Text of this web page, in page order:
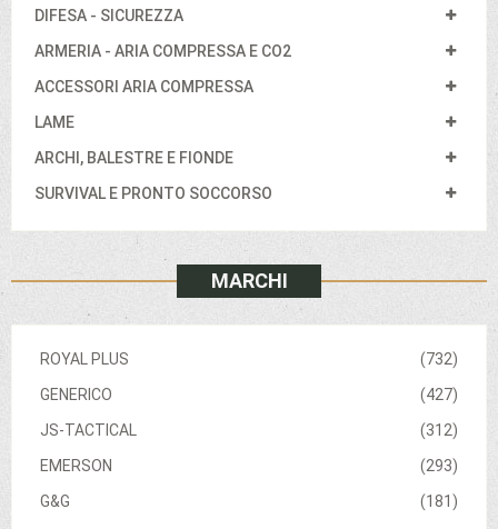
DIFESA - SICUREZZA
ARMERIA - ARIA COMPRESSA E CO2
ACCESSORI ARIA COMPRESSA
LAME
ARCHI, BALESTRE E FIONDE
SURVIVAL E PRONTO SOCCORSO
MARCHI
(732)
ROYAL PLUS
(427)
GENERICO
(312)
JS-TACTICAL
(293)
EMERSON
(181)
G&G